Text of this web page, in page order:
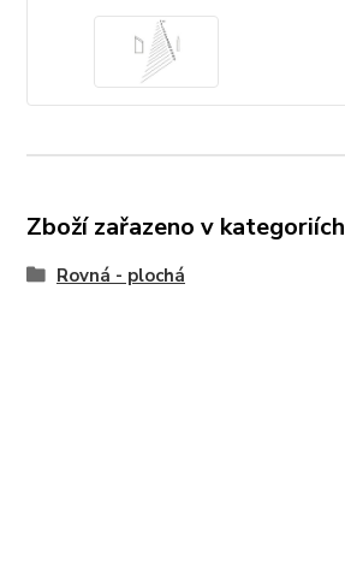
Zboží zařazeno v kategoriích
Rovná - plochá